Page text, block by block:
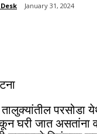
January 31, 2024
तालुक्यांतील
घरी जात असतांना